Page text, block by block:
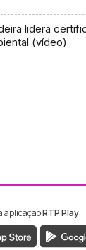
lidera
(vídeo)
aplicaçãoRTP Play